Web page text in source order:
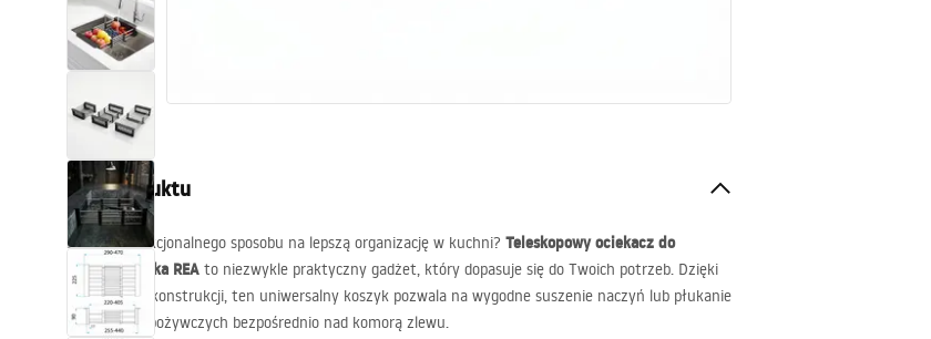
Natryski
Kuchnia
Akcesoria i meble łazienkowe
Opis produktu
Szukasz funkcjonalnego sposobu na lepszą organizację w kuchni? Teleskopowy ociekacz do
zlewozmywaka REA to niezwykle praktyczny gadżet, który dopasuje się do Twoich potrzeb. Dzięki
regulowanej konstrukcji, ten uniwersalny koszyk pozwala na wygodne suszenie naczyń lub płukanie
produktów spożywczych bezpośrednio nad komorą zlewu.